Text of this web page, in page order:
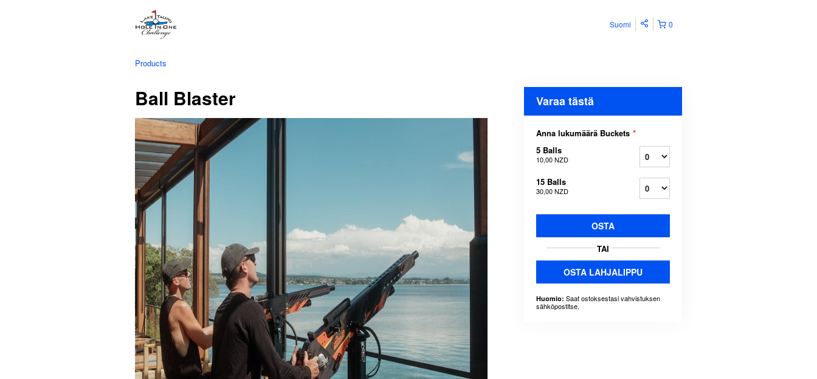
0
Suomi
Products
Ball Blaster Varaa tästä
Anna lukumäärä Buckets *
5 Balls
10,00 NZD
15 Balls
30,00 NZD
OSTA
TAI
OSTA LAHJALIPPU
Huomio: Saat ostoksestasi vahvistuksen
sähköpostitse.